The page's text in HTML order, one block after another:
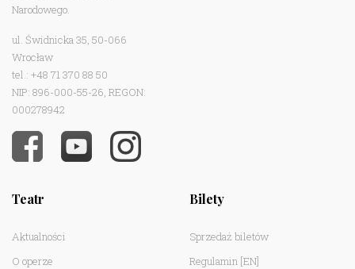
Narodowego.
ul. Świdnicka 35, 50-066
Wrocław
tel.: +48 71 370 88 50
NIP: 896-000-55-26, REGON:
000278942
Teatr
Aktualności
O operze
Bilety
Sprzedaż biletów
Regulamin [EN]